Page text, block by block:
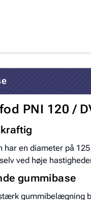
PNI 120 /
har en diameter på
ved høje
gummibase
gummibelægning